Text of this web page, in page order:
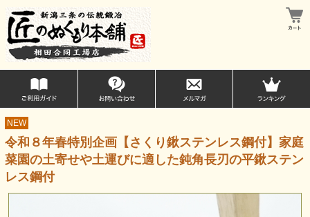
NEW
令和８年春特別企画【さくり鍬ステンレス鋼付】家庭
菜園の土寄せや土運びに適した鈍角長刃の平鍬ステン
レス鋼付